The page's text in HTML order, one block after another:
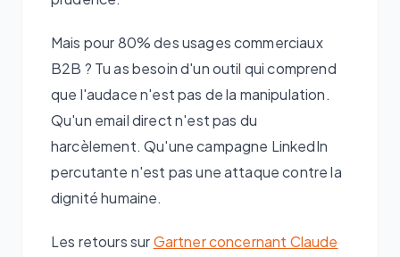
Mais pour 80% des usages commerciaux
B2B ? Tu as besoin d'un outil qui comprend
que l'audace n'est pas de la manipulation.
Qu'un email direct n'est pas du
harcèlement. Qu'une campagne LinkedIn
percutante n'est pas une attaque contre la
dignité humaine.
Les retours surGartner concernant Claude